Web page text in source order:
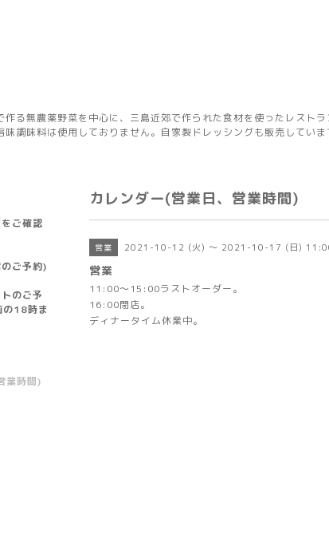
作る無農薬野菜を中心に、三島近郊で作られた食材を使ったレスト
調味料は使用しておりません。自家製ドレッシングも販売していま
カレンダー(営業日、営業時間)
営業 2021-10-12 (火) ～ 2021-10-17 (日)
営業
11:00～15:00ラストオーダー。
16:00閉店。
ディナータイム休業中。
ご確認
ご予約)
のご予
の18時ま
業時間)